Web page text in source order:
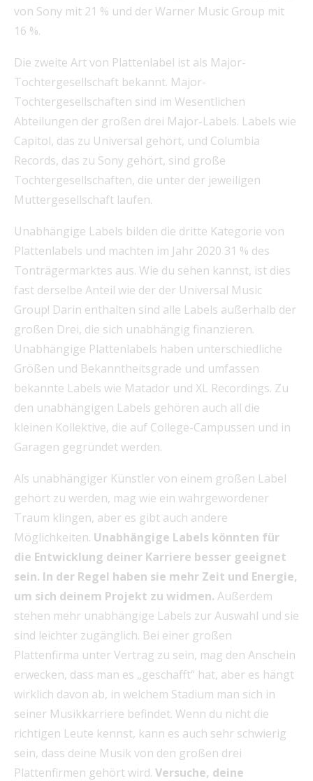
von Sony mit 21 % und der Warner Music Group mit
16 %.
Die zweite Art von Plattenlabel ist als Major-
Tochtergesellschaft bekannt. Major-
Tochtergesellschaften sind im Wesentlichen
Abteilungen der großen drei Major-Labels. Labels wie
Capitol, das zu Universal gehört, und Columbia
Records, das zu Sony gehört, sind große
Tochtergesellschaften, die unter der jeweiligen
Muttergesellschaft laufen.
Unabhängige Labels bilden die dritte Kategorie von
Plattenlabels und machten im Jahr 2020 31 % des
Tonträgermarktes aus. Wie du sehen kannst, ist dies
fast derselbe Anteil wie der der Universal Music
Group! Darin enthalten sind alle Labels außerhalb der
großen Drei, die sich unabhängig finanzieren.
Unabhängige Plattenlabels haben unterschiedliche
Größen und Bekanntheitsgrade und umfassen
bekannte Labels wie Matador und XL Recordings. Zu
den unabhängigen Labels gehören auch all die
kleinen Kollektive, die auf College-Campussen und in
Garagen gegründet werden.
Als unabhängiger Künstler von einem großen Label
gehört zu werden, mag wie ein wahrgewordener
Traum klingen, aber es gibt auch andere
Möglichkeiten. Unabhängige Labels könnten für
die Entwicklung deiner Karriere besser geeignet
sein. In der Regel haben sie mehr Zeit und Energie,
um sich deinem Projekt zu widmen. Außerdem
stehen mehr unabhängige Labels zur Auswahl und sie
sind leichter zugänglich. Bei einer großen
Plattenfirma unter Vertrag zu sein, mag den Anschein
erwecken, dass man es „geschafft“ hat, aber es hängt
wirklich davon ab, in welchem Stadium man sich in
seiner Musikkarriere befindet. Wenn du nicht die
richtigen Leute kennst, kann es auch sehr schwierig
sein, dass deine Musik von den großen drei
Plattenfirmen gehört wird. Versuche, deine